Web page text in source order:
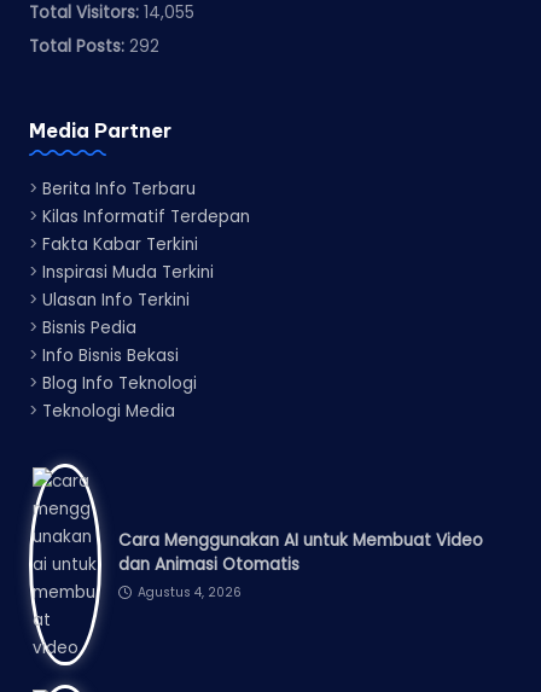
Total Visitors: 14,055
Total Posts: 292
Media Partner
> Berita Info Terbaru
> Kilas Informatif Terdepan
> Fakta Kabar Terkini
> Inspirasi Muda Terkini
> Ulasan Info Terkini
> Bisnis Pedia
> Info Bisnis Bekasi
> Blog Info Teknologi
> Teknologi Media
Cara Menggunakan AI untuk Membuat Video
dan Animasi Otomatis
Agustus 4, 2026